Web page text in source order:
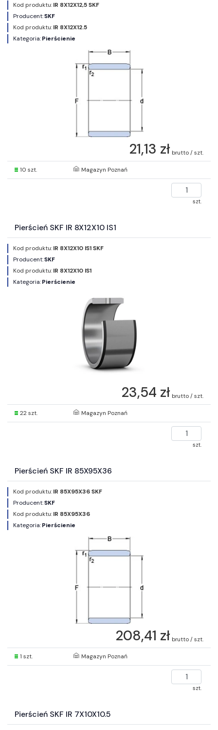
Kod produktu:IR 8X12X12,5 SKF
Producent:SKF
Kod produktu:IR 8X12X12.5
Kategoria:Pierścienie
21,13 zł brutto / szt.
10 szt. Magazyn Poznań
szt.
Pierścień SKF IR 8X12X10 IS1
Kod produktu:IR 8X12X10 IS1 SKF
Producent:SKF
Kod produktu:IR 8X12X10 IS1
Kategoria:Pierścienie
23,54 zł brutto / szt.
22 szt. Magazyn Poznań
szt.
Pierścień SKF IR 85X95X36
Kod produktu:IR 85X95X36 SKF
Producent:SKF
Kod produktu:IR 85X95X36
Kategoria:Pierścienie
208,41 zł brutto / szt.
1 szt. Magazyn Poznań
szt.
Pierścień SKF IR 7X10X10.5